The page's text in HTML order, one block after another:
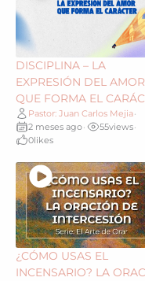
DISCIPLINA – LA
EXPRESIÓN DEL AMOR
QUE FORMA EL
Pastor: Juan Carlos Mejia•
2 meses ago• 55views•
0likes
¿CÓMO USAS EL
INCENSARIO? LA